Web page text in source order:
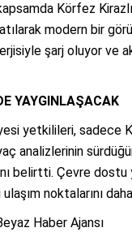
Körfez
modern bir
şarj oluyor ve
YAYGINLAŞACAK
yetkilileri, sadece
analizlerinin
belirtti. Çevre
noktalarını
Haber Ajansı